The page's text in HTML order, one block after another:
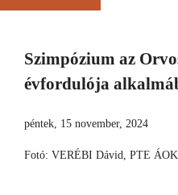
Szimpózium az
évfordulója
péntek, 15 november, 2024
Fotó: VERÉBI Dávid, PTE ÁOK